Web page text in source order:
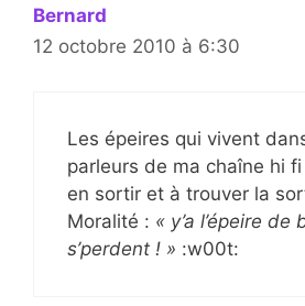
Bernard
12 octobre 2010 à 6:30
Les épeires qui vivent
parleurs de ma chaîne hi
en sortir et à trouver la
Moralité : « y’a l’épeire
s’perdent ! » :w00t: